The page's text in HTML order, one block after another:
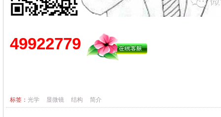
49922779
标签： 光学 显微镜 结构 简介